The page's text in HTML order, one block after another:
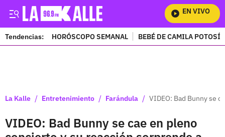
EN VIVO
Tendencias: HORÓSCOPO SEMANAL BEBÉ DE CAMILA POTOSÍ
La Kalle / Entretenimiento / Farándula / VIDEO: Bad Bunny se
VIDEO: Bad Bunny se cae en pleno